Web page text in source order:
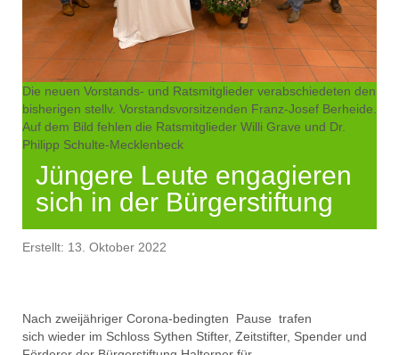
Die neuen Vorstands- und Ratsmitglieder verabschiedeten den
bisherigen stellv. Vorstandsvorsitzenden Franz-Josef Berheide.
Auf dem Bild fehlen die Ratsmitglieder Willi Grave und Dr.
Philipp Schulte-Mecklenbeck
Jüngere Leute engagieren
sich in der Bürgerstiftung
Erstellt: 13. Oktober 2022
Nach zweijähriger Corona-bedingten Pause trafen
sich wieder im Schloss Sythen Stifter, Zeitstifter, Spender und